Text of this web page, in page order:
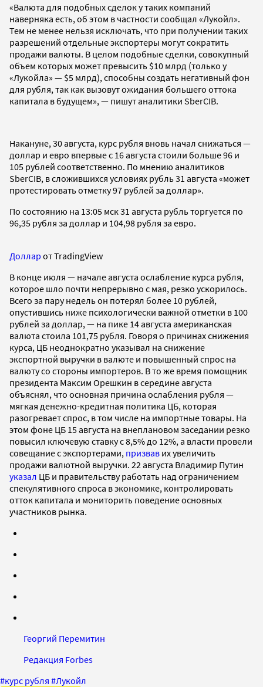
«Валюта для подобных сделок у таких компаний
наверняка есть, об этом в частности сообщал «Лукойл».
Тем не менее нельзя исключать, что при получении таких
разрешений отдельные экспортеры могут сократить
продажи валюты. В целом подобные сделки, совокупный
объем которых может превысить $10 млрд (только у
«Лукойла» — $5 млрд), способны создать негативный фон
для рубля, так как вызовут ожидания большего оттока
капитала в будущем», — пишут аналитики SberCIB.
Накануне, 30 августа, курс рубля вновь начал снижаться —
доллар и евро впервые с 16 августа стоили больше 96 и
105 рублей соответственно. По мнению аналитиков
SberCIB, в сложившихся условиях рубль 31 августа «может
протестировать отметку 97 рублей за доллар».
По состоянию на 13:05 мск 31 августа рубль торгуется по
96,35 рубля за доллар и 104,98 рубля за евро.
Доллар от TradingView
В конце июля — начале августа ослабление курса рубля,
которое шло почти непрерывно с мая, резко ускорилось.
Всего за пару недель он потерял более 10 рублей,
опустившись ниже психологически важной отметки в 100
рублей за доллар, — на пике 14 августа американская
валюта стоила 101,75 рубля. Говоря о причинах снижения
курса, ЦБ неоднократно указывал на снижение
экспортной выручки в валюте и повышенный спрос на
валюту со стороны импортеров. В то же время помощник
президента Максим Орешкин в середине августа
объяснял, что основная причина ослабления рубля —
мягкая денежно-кредитная политика ЦБ, которая
разогревает спрос, в том числе на импортные товары. На
этом фоне ЦБ 15 августа на внеплановом заседании резко
повысил ключевую ставку с 8,5% до 12%, а власти провели
совещание с экспортерами, призвав их увеличить
продажи валютной выручки. 22 августа Владимир Путин
указал ЦБ и правительству работать над ограничением
спекулятивного спроса в экономике, контролировать
отток капитала и мониторить поведение основных
участников рынка.
Георгий Перемитин
Редакция Forbes
#курс рубля #Лукойл